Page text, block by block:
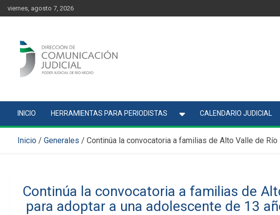
content
Skip
to
viernes, agosto 7, 2026
INICIO HERRAMIENTAS PARA PERIODISTAS CALENDARIO JUDICIAL
Inicio Generales Continúa la convocatoria a familias de Alto Valle de
Continúa la convocatoria a familias de
para adoptar a una adolescente de 13